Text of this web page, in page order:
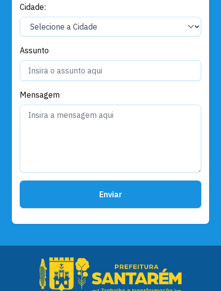
Cidade:
Assunto
Mensagem
Enviar